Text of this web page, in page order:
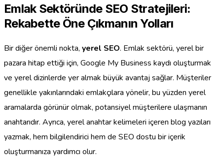
Emlak Sektöründe SEO Stratejileri:
Rekabette Öne Çıkmanın Yolları
Bir diğer önemli nokta, yerel SEO. Emlak sektörü, yerel bir
pazara hitap ettiği için, Google My Business kaydı oluşturmak
ve yerel dizinlerde yer almak büyük avantaj sağlar. Müşteriler
genellikle yakınlarındaki emlakçılara yönelir, bu yüzden yerel
aramalarda görünür olmak, potansiyel müşterilere ulaşmanın
anahtarıdır. Ayrıca, yerel anahtar kelimeleri içeren blog yazıları
yazmak, hem bilgilendirici hem de SEO dostu bir içerik
oluşturmanıza yardımcı olur.